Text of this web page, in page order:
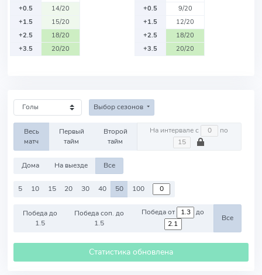
+0.5
14/20
+1.5
15/20
+2.5
18/20
+3.5
20/20
+0.5
9/20
+1.5
12/20
+2.5
18/20
+3.5
20/20
Выбор сезонов
Весь
матч
Первый
тайм
Второй
тайм
На интервале с по
Дома На выезде Все
5 10 15 20 30 40 50 100
Победа до
1.5
Победа соп. до
1.5
Победа от до
Все
Статистика обновлена